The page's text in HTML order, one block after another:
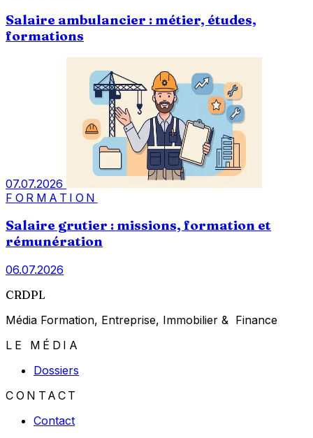
Salaire ambulancier : métier, études,
formations
07.07.2026
FORMATION
Salaire grutier : missions, formation et
rémunération
06.07.2026
CRDPL
Média Formation, Entreprise, Immobilier & Finance
LE MÉDIA
Dossiers
CONTACT
Contact